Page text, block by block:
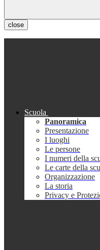
close
Scuola
Panoramica
Presentazione
I luoghi
Le persone
I numeri della
Le carte della
Organizzazione
La storia
Privacy e